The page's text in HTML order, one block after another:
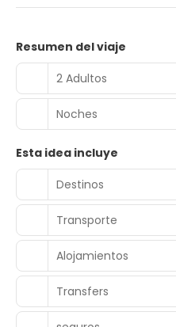
Resumen del viaje
2 Adultos
Noches
Esta idea incluye
Destinos
Transporte
Alojamientos
Transfers